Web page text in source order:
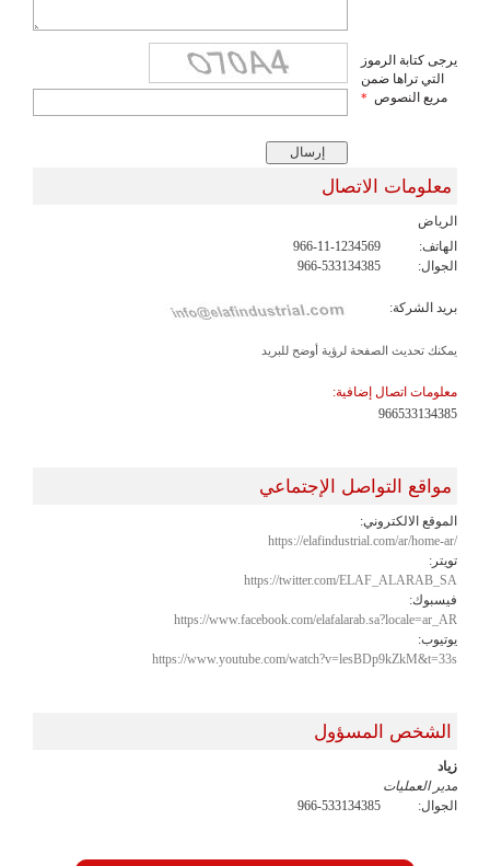
يرجى كتابة الرموز
التي تراها ضمن
مربع النصوص *
معلومات الاتصال
الرياض
الهاتف:
966-11-1234569
الجوال:
966-533134385
بريد الشركة:
يمكنك تحديث الصفحة لرؤية أوضح للبريد
معلومات اتصال إضافية:
966533134385
مواقع التواصل الإجتماعي
الموقع الالكتروني:
https://elafindustrial.com/ar/home-ar/
تويتر:
https://twitter.com/ELAF_ALARAB_SA
فيسبوك:
https://www.facebook.com/elafalarab.sa?locale=ar_AR
يوتيوب:
https://www.youtube.com/watch?v=lesBDp9kZkM&t=33s
الشخص المسؤول
زياد
مدير العمليات
الجوال:
966-533134385